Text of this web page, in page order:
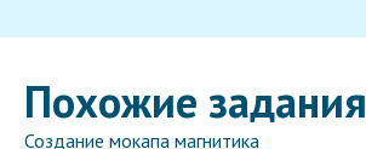
Похожие задания
Создание мокапа магнитика